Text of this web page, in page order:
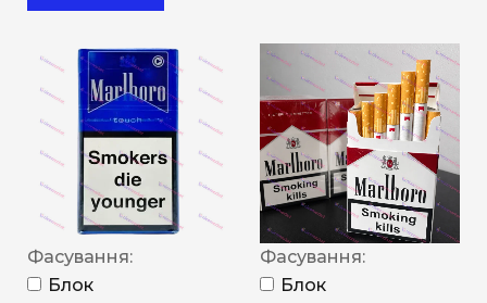
Фасування:
Блок
Фасування:
Блок